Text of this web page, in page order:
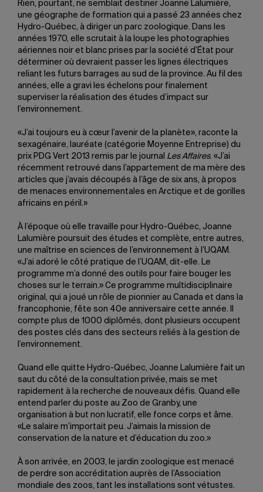
Rien, pourtant, ne semblait destiner Joanne Lalumière,
une géographe de formation qui a passé 23 années chez
Hydro-Québec, à diriger un parc zoologique. Dans les
années 1970, elle scrutait à la loupe les photographies
aériennes noir et blanc prises par la société d’État pour
déterminer où devraient passer les lignes électriques
reliant les futurs barrages au sud de la province. Au fil des
années, elle a gravi les échelons pour finalement
superviser la réalisation des études d’impact sur
l’environnement.
«J’ai toujours eu à cœur l’avenir de la planète», raconte la
sexagénaire, lauréate (catégorie Moyenne Entreprise) du
prix PDG Vert 2013 remis par le journal Les Affaires. «J’ai
récemment retrouvé dans l’appartement de ma mère des
articles que j’avais découpés à l’âge de six ans, à propos
de menaces environnementales en Arctique et de gorilles
africains en péril.»
À l’époque où elle travaille pour Hydro-Québec, Joanne
Lalumière poursuit des études et complète, entre autres,
une maîtrise en sciences de l’environnement à l’UQAM.
«J’ai adoré le côté pratique de l’UQAM, dit-elle. Le
programme m’a donné des outils pour faire bouger les
choses sur le terrain.» Ce programme multidisciplinaire
original, qui a joué un rôle de pionnier au Canada et dans la
francophonie, fête son 40e anniversaire cette année. Il
compte plus de 1000 diplômés, dont plusieurs occupent
des postes clés dans des secteurs reliés à la gestion de
l’environnement.
Quand elle quitte Hydro-Québec, Joanne Lalumière fait un
saut du côté de la consultation privée, mais se met
rapidement à la recherche de nouveaux défis. Quand elle
entend parler du poste au Zoo de Granby, une
organisation à but non lucratif, elle fonce corps et âme.
«Le salaire m’importait peu. J’aimais la mission de
conservation de la nature et d’éducation du zoo.»
À son arrivée, en 2003, le jardin zoologique est menacé
de perdre son accréditation auprès de l’Association
mondiale des zoos, tant les installations sont vétustes.